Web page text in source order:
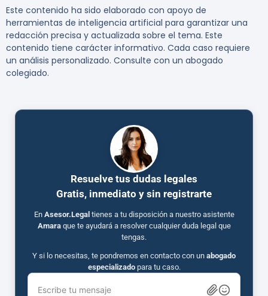
Este contenido ha sido elaborado con apoyo de
herramientas de inteligencia artificial para garantizar una
redacción precisa y actualizada sobre el tema. Este
contenido tiene carácter informativo. Cada caso requiere
un análisis personalizado. Consulte con un abogado
colegiado.
Resuelve tus dudas legales
Gratis, inmediato y sin registrarte
En Asesor.Legal tienes a tu disposición a nuestro asistente
Amaraque te ayudará a resolver cualquier duda legal que
tengas.
Y si lo necesitas, te pondremos en contacto con un abogado
especializadopara tu caso.
Escribe tu mensaje